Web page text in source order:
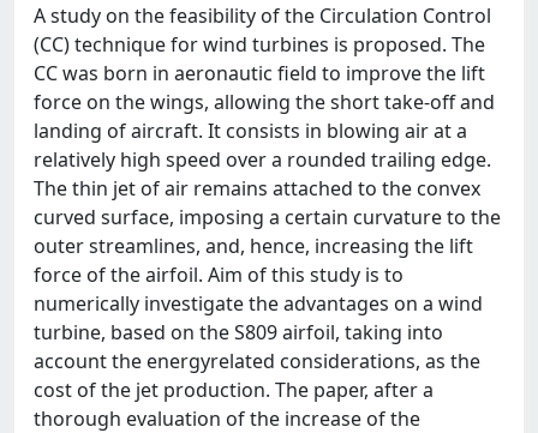
A study on the feasibility of the Circulation Control
(CC) technique for wind turbines is proposed. The
CC was born in aeronautic field to improve the lift
force on the wings, allowing the short take-off and
landing of aircraft. It consists in blowing air at a
relatively high speed over a rounded trailing edge.
The thin jet of air remains attached to the convex
curved surface, imposing a certain curvature to the
outer streamlines, and, hence, increasing the lift
force of the airfoil. Aim of this study is to
numerically investigate the advantages on a wind
turbine, based on the S809 airfoil, taking into
account the energyrelated considerations, as the
cost of the jet production. The paper, after a
thorough evaluation of the increase of the